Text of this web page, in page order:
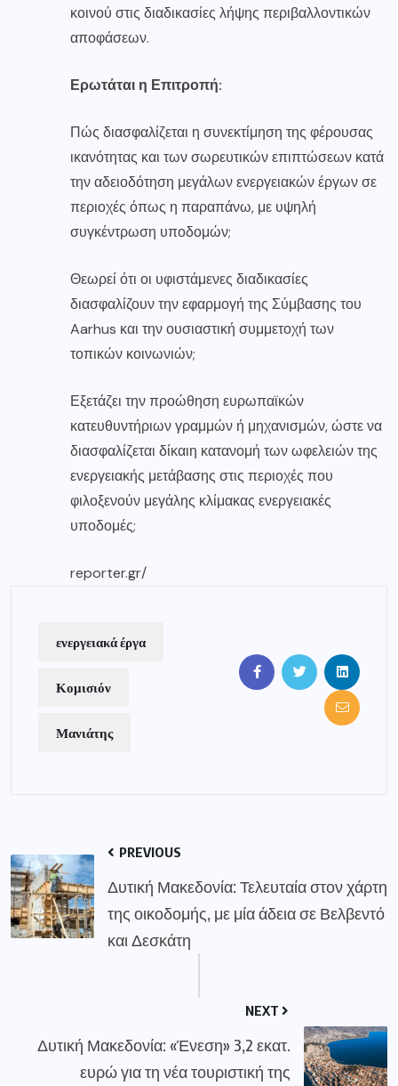
κοινού στις διαδικασίες λήψης περιβαλλοντικών
αποφάσεων.
Ερωτάται η Επιτροπή:
Πώς διασφαλίζεται η συνεκτίμηση της φέρουσας
ικανότητας και των σωρευτικών επιπτώσεων κατά
την αδειοδότηση μεγάλων ενεργειακών έργων σε
περιοχές όπως η παραπάνω, με υψηλή
συγκέντρωση υποδομών;
Θεωρεί ότι οι υφιστάμενες διαδικασίες
διασφαλίζουν την εφαρμογή της Σύμβασης του
Aarhus και την ουσιαστική συμμετοχή των
τοπικών κοινωνιών;
Εξετάζει την προώθηση ευρωπαϊκών
κατευθυντήριων γραμμών ή μηχανισμών, ώστε να
διασφαλίζεται δίκαιη κατανομή των ωφελειών της
ενεργειακής μετάβασης στις περιοχές που
φιλοξενούν μεγάλης κλίμακας ενεργειακές
υποδομές;
reporter.gr/
ενεργειακά έργα
Κομισιόν
Μανιάτης
PREVIOUS
Δυτική Μακεδονία: Τελευταία στον χάρτη
της οικοδομής, με μία άδεια σε Βελβεντό
και Δεσκάτη
NEXT
Δυτική Μακεδονία: «Ένεση» 3,2 εκατ.
ευρώ για τη νέα τουριστική της